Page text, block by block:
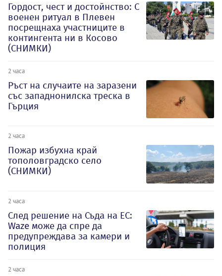
Гордост, чест и достойнство: С
военен ритуал в Плевен
посрещнаха участниците в
контингента ни в Косово
(СНИМКИ)
2 часа
Ръст на случаите на заразени
със западнонилска треска в
Гърция
2 часа
Пожар избухна край
тополовградско село
(СНИМКИ)
2 часа
След решение на Съда на ЕС:
Waze може да спре да
предупреждава за камери и
полиция
2 часа